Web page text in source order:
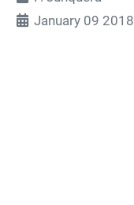
January 09 2018